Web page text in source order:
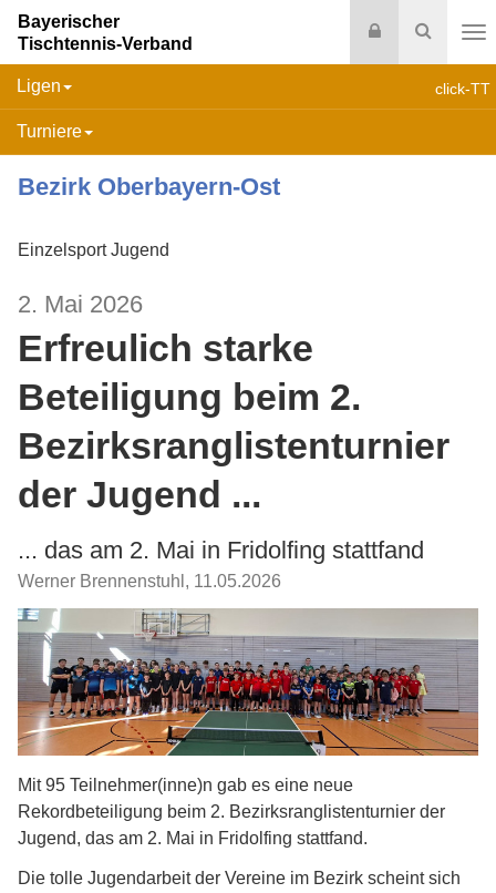
Suche
Login
Bayerischer
Tischtennis-Verband
click-TT
Ligen
Turniere
Bezirk Oberbayern-Ost
Einzelsport Jugend
2. Mai 2026
Erfreulich starke
Beteiligung beim 2.
Bezirksranglistenturnier
der Jugend ...
... das am 2. Mai in Fridolfing stattfand
Werner Brennenstuhl , 11.05.2026
Mit 95 Teilnehmer(inne)n gab es eine neue
Rekordbeteiligung beim 2. Bezirksranglistenturnier der
Jugend, das am 2. Mai in Fridolfing stattfand.
Die tolle Jugendarbeit der Vereine im Bezirk scheint sich